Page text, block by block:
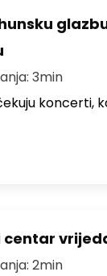
3min
koncerti,
2min